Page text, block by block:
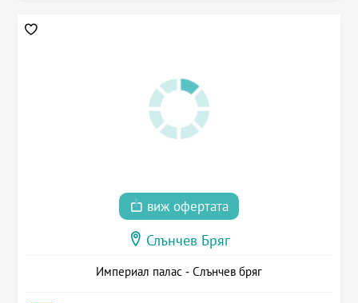
виж офертата
Слънчев Бряг
Империал палас - Слънчев бряг